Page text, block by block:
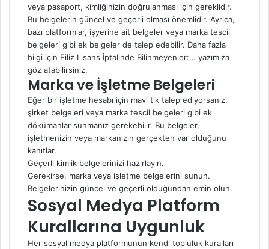
veya pasaport, kimliğinizin doğrulanması için gereklidir.
Bu belgelerin güncel ve geçerli olması önemlidir. Ayrıca,
bazı platformlar, işyerine ait belgeler veya marka tescil
belgeleri gibi ek belgeler de talep edebilir. Daha fazla
bilgi için Filiz Lisans İptalinde Bilinmeyenler:… yazımıza
göz atabilirsiniz.
Marka ve İşletme Belgeleri
Eğer bir işletme hesabı için mavi tik talep ediyorsanız,
şirket belgeleri veya marka tescil belgeleri gibi ek
dökümanlar sunmanız gerekebilir. Bu belgeler,
işletmenizin veya markanızın gerçekten var olduğunu
kanıtlar.
Geçerli kimlik belgelerinizi hazırlayın.
Gerekirse, marka veya işletme belgelerini sunun.
Belgelerinizin güncel ve geçerli olduğundan emin olun.
Sosyal Medya Platform
Kurallarına Uygunluk
Her sosyal medya platformunun kendi topluluk kuralları